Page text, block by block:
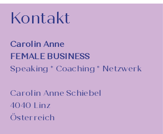
Kontakt
Carolin Anne
FEMALE BUSINESS
Speaking * Coaching * Netzwerk
Carolin Anne Schiebel
4040 Linz
Österreich